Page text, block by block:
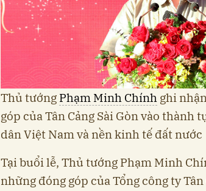
Thủ tướng Phạm Minh Chính ghi
góp của Tân Cảng Sài Gòn vào thành
dân Việt Nam và nền kinh tế đất nước
Tại buổi lễ, Thủ tướng Phạm Minh
những đóng góp của Tổng công ty